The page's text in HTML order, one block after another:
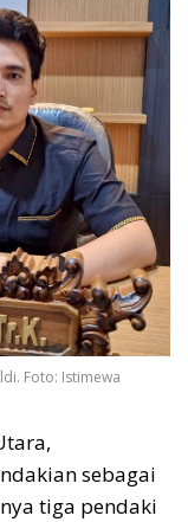
Foto: Istimewa
sebagai
tiga pendaki